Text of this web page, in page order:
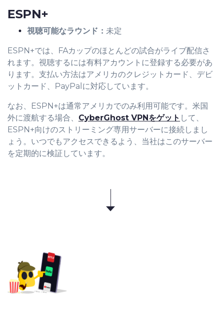
ESPN+
視聴可能なラウンド： 未定
ESPN+では、FAカップのほとんどの試合がライブ配信さ
れます。視聴するには有料アカウントに登録する必要があ
ります。支払い方法はアメリカのクレジットカード、デビ
ットカード、PayPalに対応しています。
なお、ESPN+は通常アメリカでのみ利用可能です。米国
外に渡航する場合、 CyberGhost VPNをゲット して、
ESPN+向けのストリーミング専用サーバーに接続しまし
ょう。いつでもアクセスできるよう、当社はこのサーバー
を定期的に検証しています。